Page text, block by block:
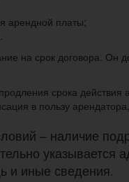
арендной платы;
на срок договора.
срока
в пользу
– наличие
указывается
и иные сведения.